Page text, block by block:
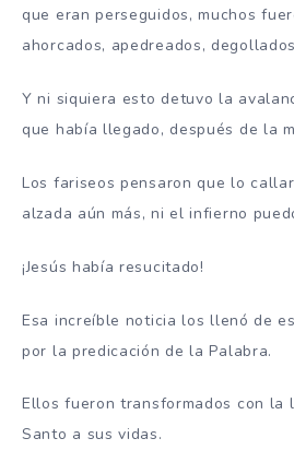
que eran perseguidos, muchos
ahorcados, apedreados,
Y ni siquiera esto detuvo la
que había llegado, después de la
Los fariseos pensaron que lo
alzada aún más, ni el infierno
¡Jesús había resucitado!
Esa increíble noticia los llenó de
por la predicación de la Palabra.
Ellos fueron transformados con la
Santo a sus vidas.